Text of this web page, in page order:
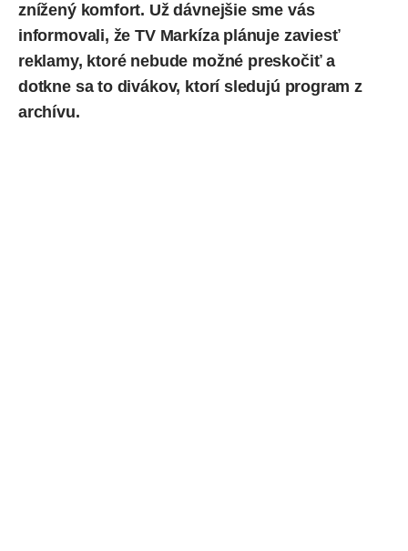
znížený komfort. Už dávnejšie sme vás
informovali, že TV Markíza plánuje zaviesť
reklamy, ktoré nebude možné preskočiť a
dotkne sa to divákov, ktorí sledujú program z
archívu.